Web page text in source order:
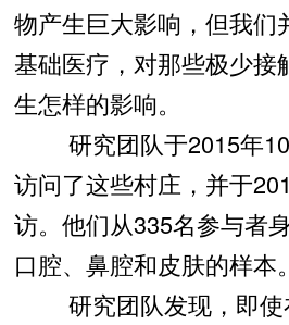
物产生巨大影响，但我们
基础医疗，对那些极少接
生怎样的影响。
研究团队于2015年10
访问了这些村庄，并于
访。他们从335名参与者
口腔、鼻腔和皮肤的样本。
研究团队发现，即使